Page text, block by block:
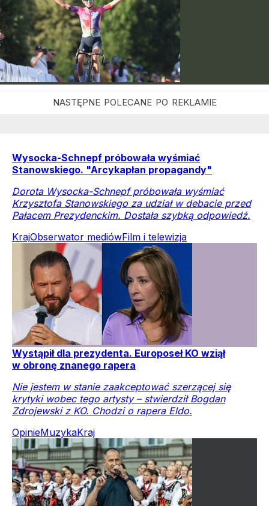
Wysocka-Schnepf próbowała wyśmiać
Stanowskiego. "Arcykapłan propagandy"
Dorota Wysocka-Schnepf próbowała wyśmiać
Krzysztofa Stanowskiego za udział w debacie przed
Pałacem Prezydenckim. Dostała szybką odpowiedź.
KrajObserwator mediówFilm i telewizja
Wystąpił dla prezydenta. Europoseł KO wziął
w obronę znanego rapera
Nie jestem w stanie zaakceptować szerzącej się
krytyki wobec tego artysty – stwierdził Bogdan
Zdrojewski z KO. Chodzi o rapera Eldo.
OpinieMuzykaKraj